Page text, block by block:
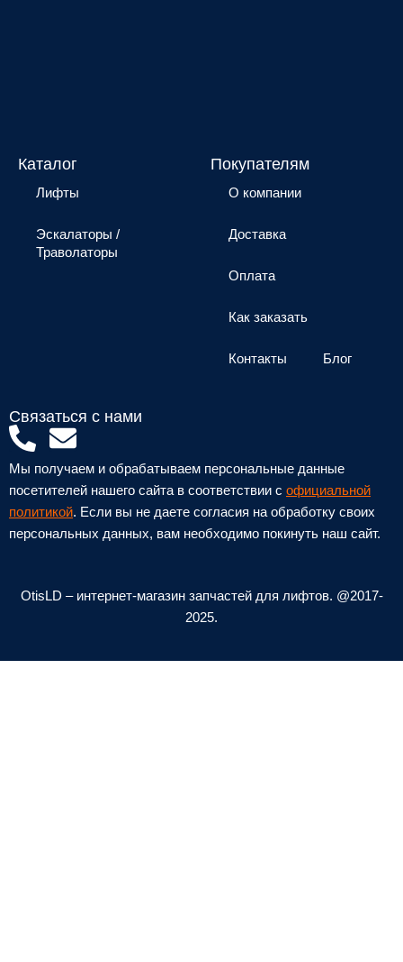
Каталог
Лифты
Эскалаторы /
Траволаторы
Покупателям
О компании
Доставка
Оплата
Как заказать
Контакты Блог
Связаться с нами
P
h
o
n
e
a
t
E
n
v
e
l
p
Мы получаем и обрабатываем персональные данные
посетителей нашего сайта в соответствии с официальной
политикой. Если вы не даете согласия на обработку своих
персональных данных, вам необходимо покинуть наш сайт.
OtisLD – интернет-магазин запчастей для лифтов. @2017-
2025.